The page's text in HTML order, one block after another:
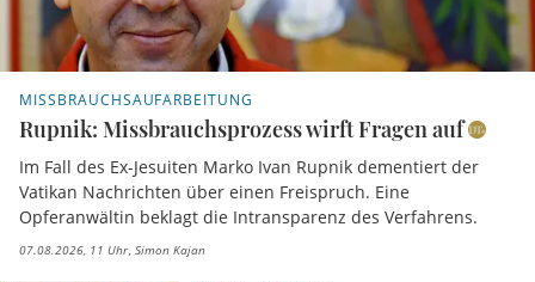
MISSBRAUCHSAUFARBEITUNG
Rupnik: Missbrauchsprozess wirft Fragen auf
Im Fall des Ex-Jesuiten Marko Ivan Rupnik dementiert der
Vatikan Nachrichten über einen Freispruch. Eine
Opferanwältin beklagt die Intransparenz des Verfahrens.
07.08.2026, 11 Uhr Simon Kajan